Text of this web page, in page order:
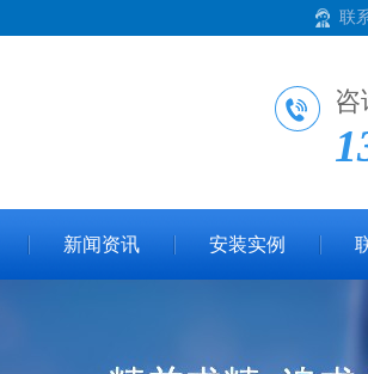
联
新闻资讯 安装实例